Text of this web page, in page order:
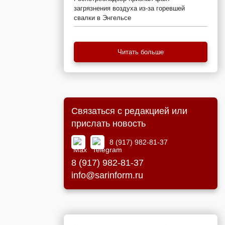
загрязнения воздуха из-за горевшей
свалки в Энгельсе
Читать больше
Связаться с редакцией или
прислать новость
8 (917) 982-81-37
8 (917) 982-81-37
info@sarinform.ru